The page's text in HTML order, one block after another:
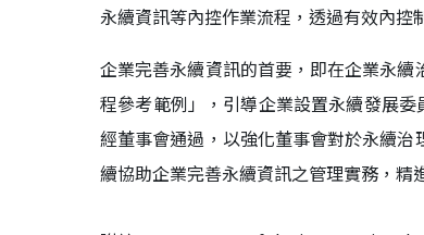
永續資訊等內控作業流程，透過有效內控
企業完善永續資訊的首要，即在企業永
程參考範例」，引導企業設置永續發展
經董事會通過，以強化董事會對於永續
續協助企業完善永續資訊之管理實務，精